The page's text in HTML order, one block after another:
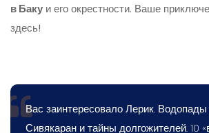
в Баку и его окрестности. Ваше
здесь!
Вас заинтересовало Лерик.
Сивякаран и тайны долгожителей. 10